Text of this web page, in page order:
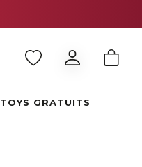
TOYS GRATUITS